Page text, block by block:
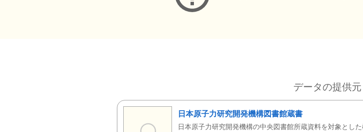
データの提供元
日本原子力研究開発機構図書館蔵書
日本原子力研究開発機構の中央図書館所蔵資料を対象とし